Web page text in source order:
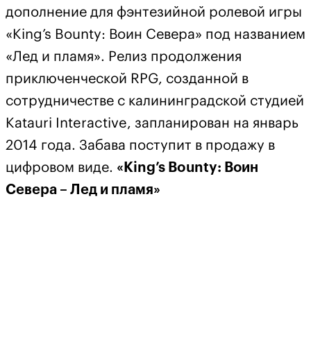
дополнение для фэнтезийной ролевой игры
«King’s Bounty: Воин Севера» под названием
«Лед и пламя». Релиз продолжения
приключенческой RPG, созданной в
сотрудничестве с калининградской студией
Katauri Interactive, запланирован на январь
2014 года. Забава поступит в продажу в
цифровом виде. «King’s Bounty: Воин
Севера – Лед и пламя»